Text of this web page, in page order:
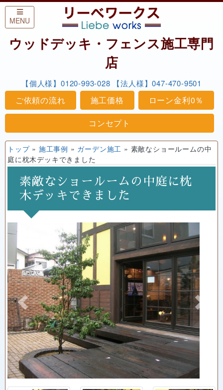
Skip to content
MENU
ウッドデッキ・フェンス施工専門
店
【個人様】0120-993-028 【法人様】047-470-9501
ご依頼の流れ 施工価格
ローン金利0％
コンセプト
トップ» 施工事例 » ガーデン施工 » 素敵なショールームの中
庭に枕木デッキできました
素敵なショールームの中庭に枕
木デッキできました
Previous Next